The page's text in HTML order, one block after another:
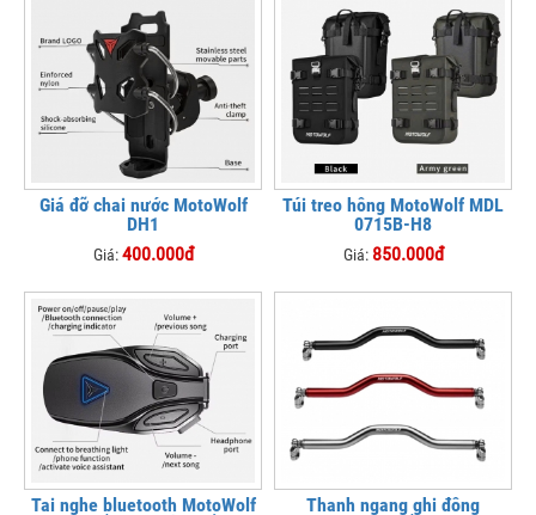
Giá đỡ chai nước MotoWolf
DH1
Giá:400.000đ
Túi treo hông MotoWolf MDL
0715B-H8
Giá: 850.000đ
Tai nghe bluetooth MotoWolf
Thanh ngang ghi đông